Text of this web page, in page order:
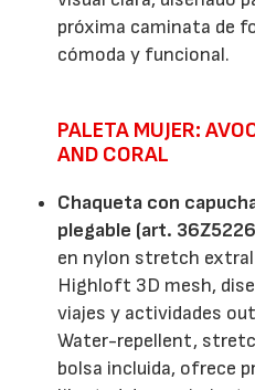
próxima caminata de
cómoda y funcional.
PALETA MUJER:
AND CORAL
Chaqueta con
plegable (art.
en nylon stretch
Highloft 3D mesh,
viajes y actividades
Water-repellent,
bolsa incluida, ofrece